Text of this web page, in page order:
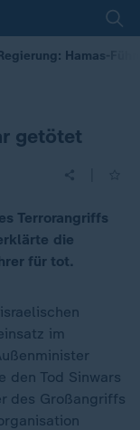
Hamas-
getötet
Terrorangriffs
die
für tot.
im
den Tod Sinwars
des Großangriffs